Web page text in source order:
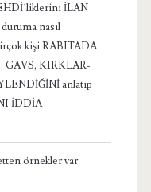
İLAN
nasıl
kişi RABITADA
GAVS, KIRKLAR-
anlatıp
İDDİA
örnekler var